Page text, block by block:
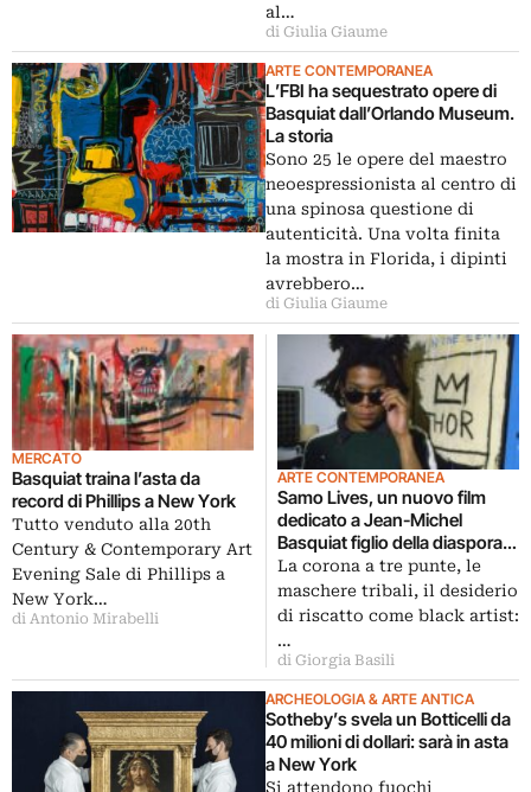
al…
di Giulia Giaume
ARTE CONTEMPORANEA
L’FBI ha sequestrato opere di
Basquiat dall’Orlando Museum.
La storia
Sono 25 le opere del maestro
neoespressionista al centro di
una spinosa questione di
autenticità. Una volta finita
la mostra in Florida, i dipinti
avrebbero…
di Giulia Giaume
MERCATO
Basquiat traina l’asta da
record di Phillips a New York
Tutto venduto alla 20th
Century & Contemporary Art
Evening Sale di Phillips a
New York…
di Antonio Mirabelli
ARTE CONTEMPORANEA
Samo Lives, un nuovo film
dedicato a Jean-Michel
Basquiat figlio della diaspora
africana
La corona a tre punte, le
maschere tribali, il desiderio
di riscatto come black artist:
…
di Giorgia Basili
ARCHEOLOGIA & ARTE ANTICA
Sotheby’s svela un Botticelli da
40 milioni di dollari: sarà in asta
a New York
Si attendono fuochi